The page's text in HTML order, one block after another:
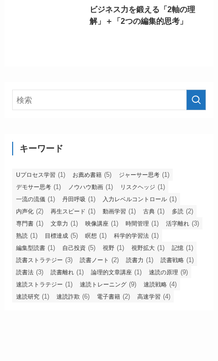
ビジネス力を鍛える「2軸の理
解」＋「2つの編集的思考」
キーワード
Uプロセス学習 (1) お薦め書籍 (5) ジャーサー思考 (1)
デモサー思考 (1) ノウハウ動画 (1) リスクヘッジ (1)
一流の流儀 (1) 丹田呼吸 (1) 入力レベルコントロール (1)
内声化 (2) 再生スピード (1) 動画学習 (1) 古典 (1) 多読 (2)
専門書 (1) 文章力 (1) 映像講座 (1) 時間管理 (1) 活字離れ (3)
熟読 (1) 目標達成 (5) 瞑想 (1) 科学的学習法 (1)
編集型読書 (1) 自己投資 (5) 視野 (1) 視野拡大 (1) 記憶 (1)
読書ストラテジー (3) 読書ノート (2) 読書力 (1) 読書戦略 (1)
読書法 (3) 読書離れ (1) 論理的文章講座 (1) 速読の原理 (9)
速読ストラテジー (1) 速読トレーニング (9) 速読戦略 (4)
速読研究 (1) 速読詐欺 (6) 電子書籍 (2) 高速学習 (4)